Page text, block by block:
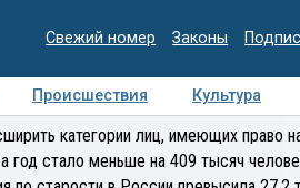
Свежий номер Законы
Происшествия Культура
Интервью
категории лиц, имеющих право
год стало меньше на 409 тысяч